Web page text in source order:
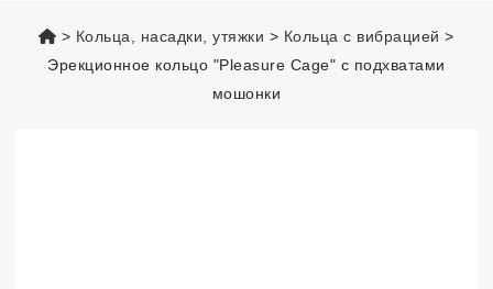
vsexshop.ru
Кольца, насадки, утяжки
Кольца с вибрацией
Эрекционное кольцо "Pleasure Cage" с подхватами
мошонки